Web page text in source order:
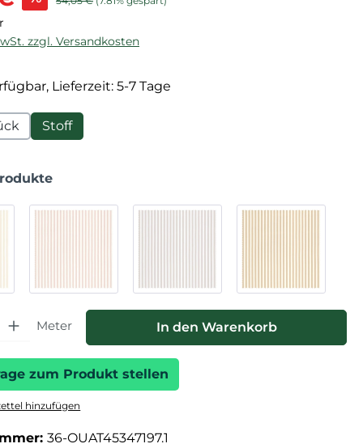
zzgl. Versandkosten
Lieferzeit: 5-7 Tage
Stoff
Gib den gewünschten Wert ein oder benutze die
Meter In den Warenkorb
zum Produkt stellen
hinzufügen
36-OUAT45347197.1